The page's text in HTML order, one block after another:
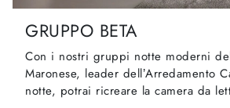
GRUPPO BETA
Con i nostri gruppi notte moderni
Maronese, leader dell’Arredamento
notte, potrai ricreare la camera da